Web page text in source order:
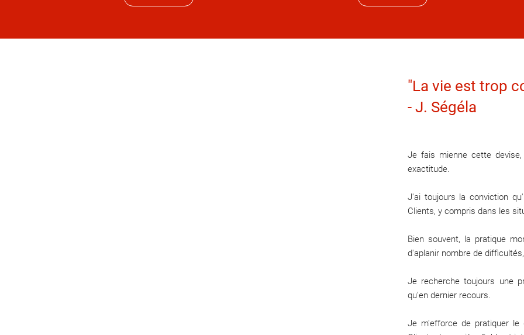
"La vie est trop
​​​​​​​- J. Ségéla
Je fais mienne cette
exactitude.
J'ai toujours la conviction
Clients, y compris dans les
Bien souvent, la pratique
d'aplanir nombre de
Je recherche toujours une
qu'en dernier recours.
Je m'efforce de pratiquer le